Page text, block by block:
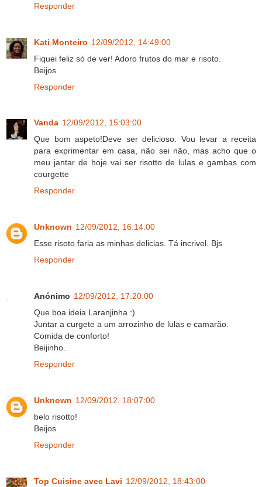
Responder
Kati Monteiro 12/09/2012, 14:49:00
Fiquei feliz só de ver! Adoro frutos do mar e risoto.
Beijos
Responder
Vanda 12/09/2012, 15:03:00
Que bom aspeto!Deve ser delicioso. Vou levar a receita
para exprimentar em casa, não sei não, mas acho que o
meu jantar de hoje vai ser risotto de lulas e gambas com
courgette
Responder
Unknown 12/09/2012, 16:14:00
Esse risoto faria as minhas delicias. Tá incrivel. Bjs
Responder
Anónimo 12/09/2012, 17:20:00
Que boa ideia Laranjinha :)
Juntar a curgete a um arrozinho de lulas e camarão.
Comida de conforto!
Beijinho.
Responder
Unknown 12/09/2012, 18:07:00
belo risotto!
Beijos
Responder
Top Cuisine avec Lavi 12/09/2012, 18:43:00